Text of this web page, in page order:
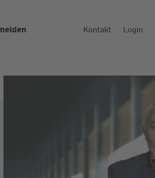
Kontakt Login